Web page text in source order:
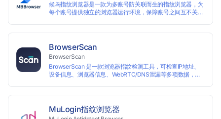
候鸟指纹浏览器是一款为多账号防关联而生的指纹浏览器，为
每个账号提供独立的浏览器运行环境，保障账号之间互不关
个账号的使用场景。 候鸟指纹浏览器适用于跨境电商多店铺运
营、海淘代购、Affiliate广告联盟、SEO优化、社交媒体营销
等多种行业应用。
BrowserScan
BrowserScan
BrowserScan 是一款浏览器指纹检测工具，可检查IP地址、
设备信息、浏览器信息、WebRTC/DNS泄漏等多项数据，保
MuLogin指纹浏览器